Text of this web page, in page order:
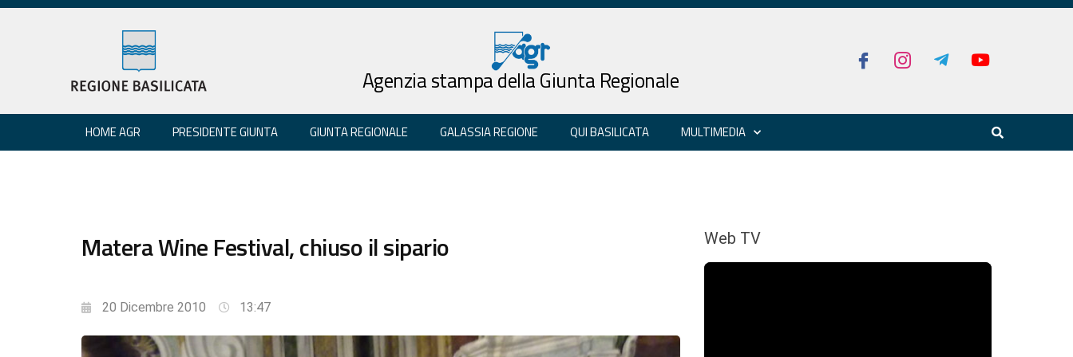
Agenzia stampa della Giunta Regionale
HOME AGR PRESIDENTE GIUNTA GIUNTA REGIONALE GALASSIA REGIONE QUI BASILICATA MULTIMEDIA
Matera Wine Festival, chiuso il sipario
20 Dicembre 2010 13:47
Web TV